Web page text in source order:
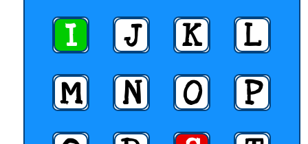
I
J K
L
M
N O
P